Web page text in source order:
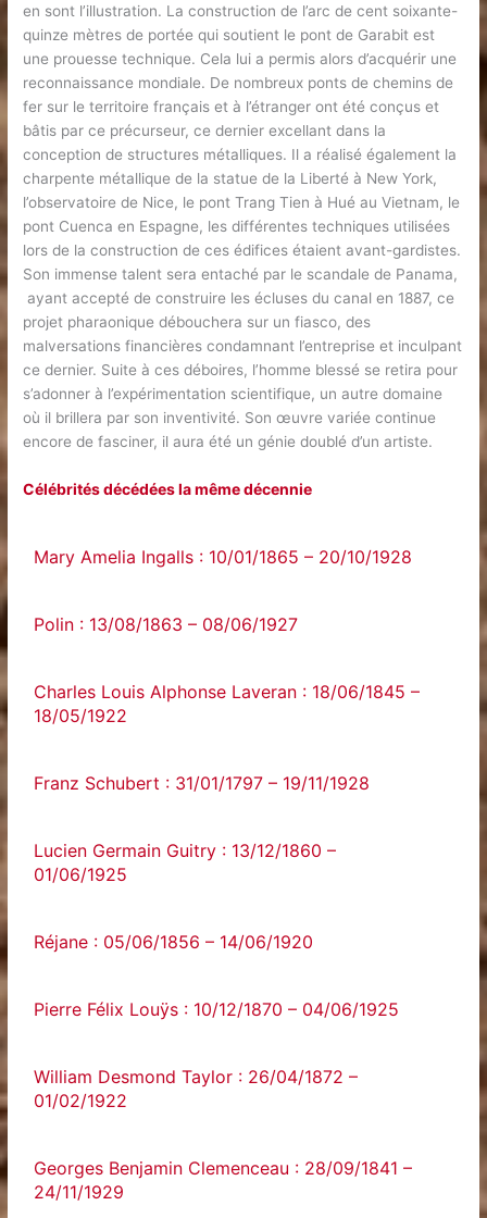
en sont l’illustration. La construction de l’arc de cent soixante-
quinze mètres de portée qui soutient le pont de Garabit est
une prouesse technique. Cela lui a permis alors d’acquérir une
reconnaissance mondiale. De nombreux ponts de chemins de
fer sur le territoire français et à l’étranger ont été conçus et
bâtis par ce précurseur, ce dernier excellant dans la
conception de structures métalliques. Il a réalisé également la
charpente métallique de la statue de la Liberté à New York,
l’observatoire de Nice, le pont Trang Tien à Hué au Vietnam, le
pont Cuenca en Espagne, les différentes techniques utilisées
lors de la construction de ces édifices étaient avant-gardistes.
Son immense talent sera entaché par le scandale de Panama,
ayant accepté de construire les écluses du canal en 1887, ce
projet pharaonique débouchera sur un fiasco, des
malversations financières condamnant l’entreprise et inculpant
ce dernier. Suite à ces déboires, l’homme blessé se retira pour
s’adonner à l’expérimentation scientifique, un autre domaine
où il brillera par son inventivité. Son œuvre variée continue
encore de fasciner, il aura été un génie doublé d’un artiste.
Célébrités décédées la même décennie
Mary Amelia Ingalls : 10/01/1865 – 20/10/1928
Polin : 13/08/1863 – 08/06/1927
Charles Louis Alphonse Laveran : 18/06/1845 –
18/05/1922
Franz Schubert : 31/01/1797 – 19/11/1928
Lucien Germain Guitry : 13/12/1860 –
01/06/1925
Réjane : 05/06/1856 – 14/06/1920
Pierre Félix Louÿs : 10/12/1870 – 04/06/1925
William Desmond Taylor : 26/04/1872 –
01/02/1922
Georges Benjamin Clemenceau : 28/09/1841 –
24/11/1929